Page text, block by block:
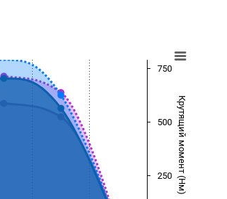
Крутящий момент (Нм)
250
500
750